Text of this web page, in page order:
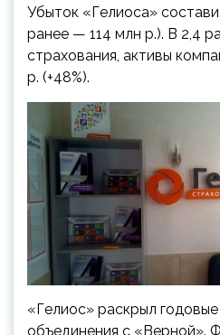
Убыток «Гелиоса»
ранее — 114 млн р.). В 2,4
страхования, активы
р. (+48%).
«Гелиос» раскрыл
объединения с «Верной».